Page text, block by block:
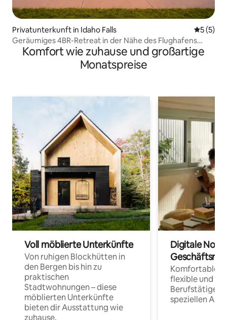
Privatunterkunft in Idaho Falls
5 (5)
Geräumiges 4BR-Retreat in der Nähe des Flughafens
Idaho Falls
Komfort wie zuhause und großartige
Monatspreise
Voll möblierte Unterkünfte
Von ruhigen Blockhütten in
den Bergen bis hin zu
praktischen
Stadtwohnungen – diese
möblierten Unterkünfte
bieten dir Ausstattung wie
zuhause.
Digitale
Komfortable
flexible und
Berufstätige
speziellen